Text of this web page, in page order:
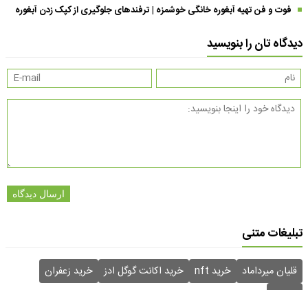
فوت و فن تهیه آبغوره خانگی خوشمزه | ترفندهای جلوگیری از کپک زدن آبغوره
دیدگاه تان را بنویسید
ارسال دیدگاه
تبلیغات متنی
قلیان میرداماد خرید nft خرید اکانت گوگل ادز
خرید زعفران